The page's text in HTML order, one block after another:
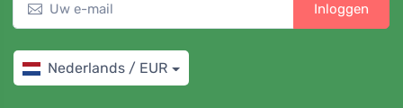
Inloggen
Nederlands / EUR